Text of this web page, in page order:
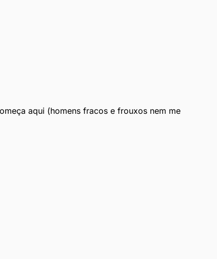
aqui (homens fracos e frouxos nem me